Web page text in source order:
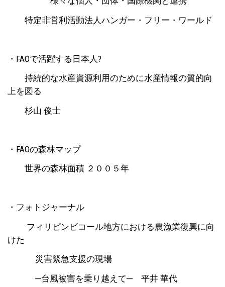
特定非営利活動法人ハンガー・フリー・ワールド
・FAOで活躍する日本人?
持続的な水産資源利用のために水産情報の質的向
上を図る
杉山 俊士
・FAOの森林マップ
世界の森林面積 ２００５年
・フォトジャーナル
フィリピンビコール地方における農漁業復興に向
けた
災害緊急支援の現場
─台風被害を乗り越えて─ 平井 華代